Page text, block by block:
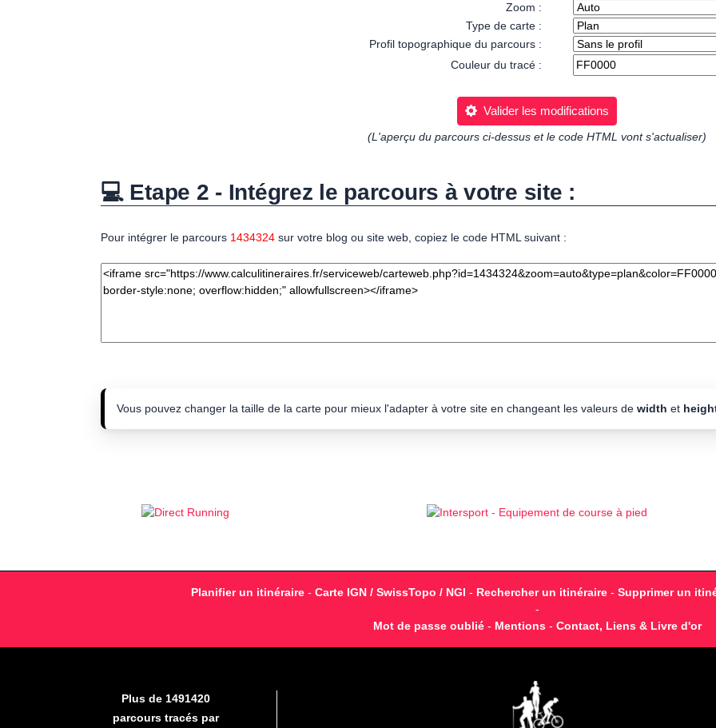
Zoom :
Type de carte :
Profil topographique du parcours :
Couleur du tracé :
Valider les modifications
(L'aperçu du parcours ci-dessus et le code HTML vont s'actualiser)
💻 Etape 2 - Intégrez le parcours à votre site :
Pour intégrer le parcours 1434324 sur votre blog ou site web, copiez le code HTML suivant :
Vous pouvez changer la taille de la carte pour mieux l'adapter à votre site en changeant les valeurs de width et
Planifier un itinéraire - Carte IGN / SwissTopo / NGI - Rechercher un itinéraire - Supprimer un
-
Mot de passe oublié- Mentions- Contact, Liens & Livre d'or
Plus de 1491420
parcours tracés par